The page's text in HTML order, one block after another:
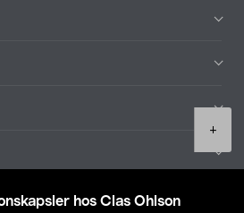
hos Clas Ohlson
+